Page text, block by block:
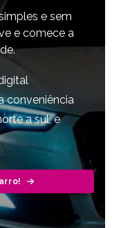
e sem
e comece a
conveniência
a sul, e